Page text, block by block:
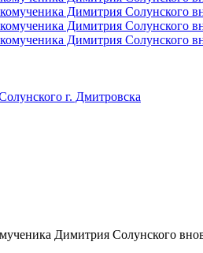
г. Дмитровска
Димитрия Солунского